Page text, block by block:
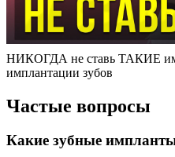
НИКОГДА не ставь ТАКИЕ
имплантации зубов
Частые вопросы
Какие зубные